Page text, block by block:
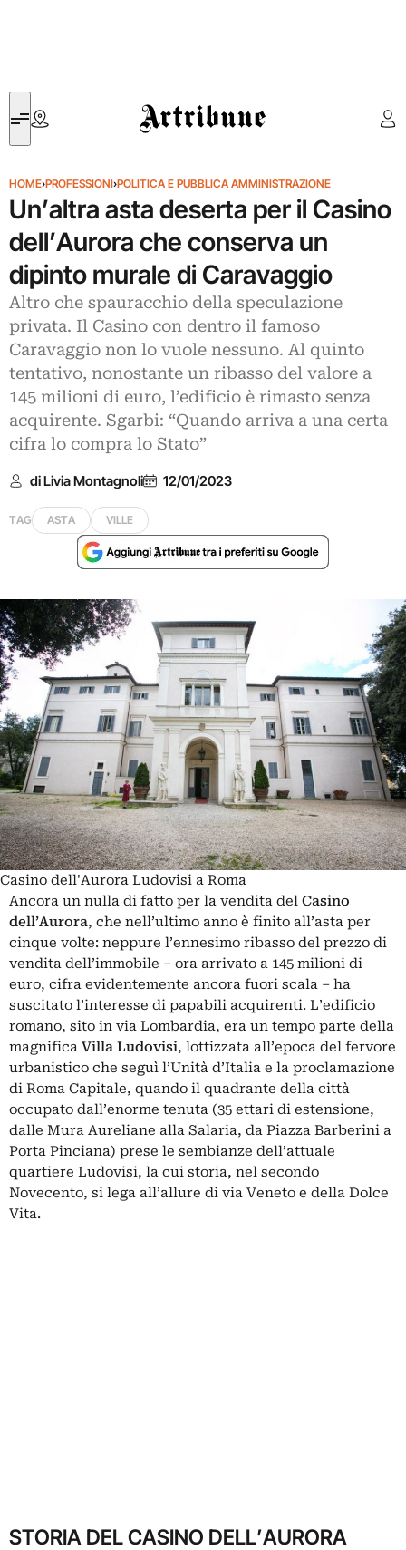
Artribune
HOME›PROFESSIONI›POLITICA E PUBBLICA AMMINISTRAZIONE
Un’altra asta deserta per il Casino
dell’Aurora che conserva un
dipinto murale di Caravaggio
Altro che spauracchio della speculazione
privata. Il Casino con dentro il famoso
Caravaggio non lo vuole nessuno. Al quinto
tentativo, nonostante un ribasso del valore a
145 milioni di euro, l’edificio è rimasto senza
acquirente. Sgarbi: “Quando arriva a una certa
cifra lo compra lo Stato”
di Livia Montagnoli 12/01/2023
TAG ASTA VILLE
Casino dell'Aurora Ludovisi a Roma
Ancora un nulla di fatto per la vendita del Casino
dell’Aurora, che nell’ultimo anno è finito all’asta per
cinque volte: neppure l’ennesimo ribasso del prezzo di
vendita dell’immobile – ora arrivato a 145 milioni di
euro, cifra evidentemente ancora fuori scala – ha
suscitato l’interesse di papabili acquirenti. L’edificio
romano, sito in via Lombardia, era un tempo parte della
magnifica Villa Ludovisi, lottizzata all’epoca del fervore
urbanistico che seguì l’Unità d’Italia e la proclamazione
di Roma Capitale, quando il quadrante della città
occupato dall’enorme tenuta (35 ettari di estensione,
dalle Mura Aureliane alla Salaria, da Piazza Barberini a
Porta Pinciana) prese le sembianze dell’attuale
quartiere Ludovisi, la cui storia, nel secondo
Novecento, si lega all’allure di via Veneto e della Dolce
Vita.
STORIA DEL CASINO DELL’AURORA